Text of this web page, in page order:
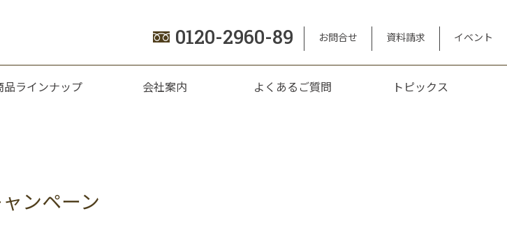
0120-2960-89 お問合せ 資料請求 イベント
品ラインナップ 会社案内 よくあるご質問 トピックス
ンペーン